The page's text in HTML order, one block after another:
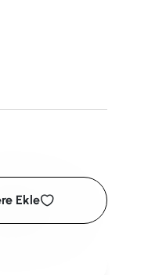
Ekle